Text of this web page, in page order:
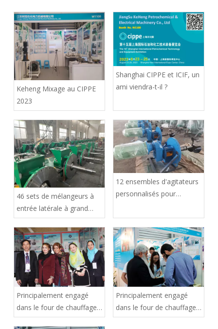
Keheng Mixage au CIPPE
2023
Shanghai CIPPE et ICIF, un
ami viendra-t-il ?
46 sets de mélangeurs à
entrée latérale à grand
volume sont en cours de
finition
12 ensembles d'agitateurs
personnalisés pour
prêts à être expédiés
Principalement engagé
dans le four de chauffage
pétrochimique
Principalement engagé
dans le four de chauffage
pétrochimique